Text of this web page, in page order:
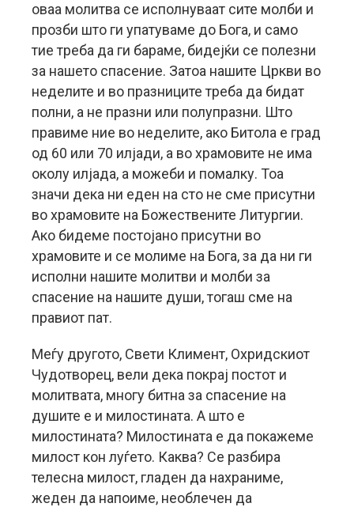
оваа молитва се исполнуваат сите молби и
прозби што ги упатуваме до Бога, и само
тие треба да ги бараме, бидејќи се полезни
за нашето спасение. Затоа нашите Цркви во
неделите и во празниците треба да бидат
полни, а не празни или полупразни. Што
правиме ние во неделите, ако Битола е град
од 60 или 70 илјади, а во храмовите не има
околу илјада, а можеби и помалку. Тоа
значи дека ни еден на сто не сме присутни
во храмовите на Божествените Литургии.
Ако бидеме постојано присутни во
храмовите и се молиме на Бога, за да ни ги
исполни нашите молитви и молби за
спасение на нашите души, тогаш сме на
правиот пат.
Меѓу другото, Свети Климент, Охридскиот
Чудотворец, вели дека покрај постот и
молитвата, многу битна за спасение на
душите е и милостината. А што е
милостината? Милостината е да покажеме
милост кон луѓето. Каква? Се разбира
телесна милост, гладен да нахраниме,
жеден да напоиме, необлечен да